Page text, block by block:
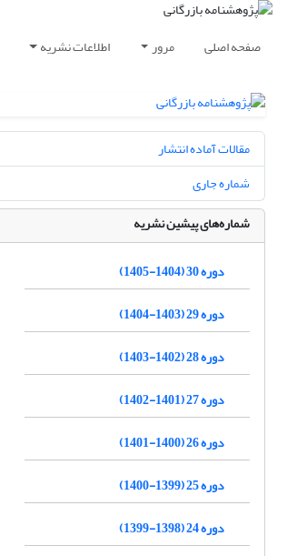
صفحه اصلی مرور اطلاعات نشریه
مقالات آماده انتشار
شماره جاری
شماره‌های پیشین نشریه
دوره 30 (1404-1405)
دوره 29 (1403-1404)
دوره 28 (1402-1403)
دوره 27 (1401-1402)
دوره 26 (1400-1401)
دوره 25 (1399-1400)
دوره 24 (1398-1399)